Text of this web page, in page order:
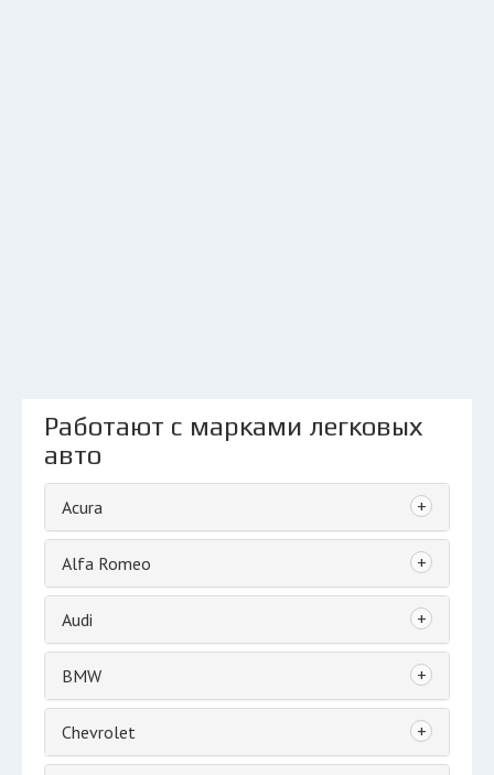
Работают с марками легковых
авто
Acura +
Alfa Romeo +
Audi +
BMW +
Chevrolet +